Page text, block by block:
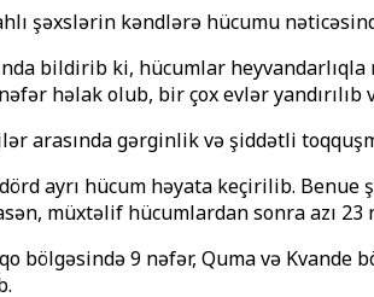
şəxslərin kəndlərə hücumu
bildirib ki, hücumlar
həlak olub, bir çox evlər
arasında gərginlik və şiddətli
ayrı hücum həyata keçirilib.
müxtəlif hücumlardan sonra azı
bölgəsində 9 nəfər, Quma və